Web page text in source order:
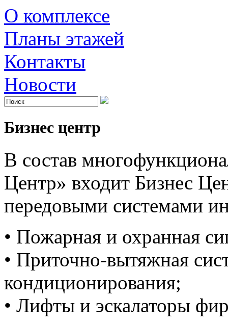
О комплексе
Планы этажей
Контакты
Новости
Бизнес центр
В состав
Центр» входит Бизнес
передовыми системами
• Пожарная и охранная
• Приточно-вытяжная
кондиционирования;
• Лифты и эскалаторы